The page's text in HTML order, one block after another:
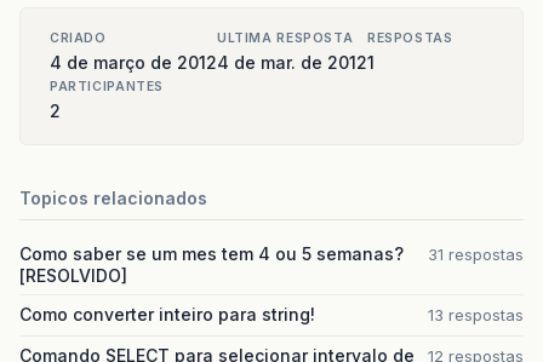
CRIADO
4 de março de 2012
ULTIMA RESPOSTA
4 de mar. de 2012
RESPOSTAS
1
PARTICIPANTES
2
Topicos relacionados
Como saber se um mes tem 4 ou 5 semanas?
[RESOLVIDO]
31 respostas
Como converter inteiro para string! 13 respostas
Comando SELECT para selecionar intervalo de
12 respostas